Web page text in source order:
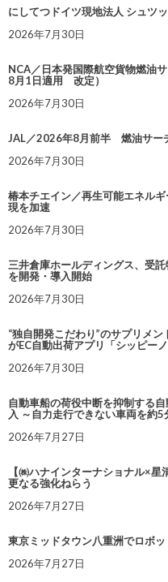
にしてつドイツ現地法人 シュツ
2026年7月30日
NCA／日本発国際航空貨物燃油
8月1日適用 改定）
2026年7月30日
JAL／2026年8月前半 燃油サー
2026年7月30日
椿本チエイン／再生可能エネル
現を加速
2026年7月30日
三井倉庫ホールディングス、受
を開発・導入開始
2026年7月30日
“独自開発こだわり”のサプリメ
がEC自動出荷アプリ「シッピー
2026年7月30日
自動車船の荷役中断を抑制する
入 ～自力走行できない車両を約5
2026年7月27日
【㈱ハナインターナショナル×
更なる強化ねらう
2026年7月27日
東京ミッドタウン八重洲でロボ
2026年7月27日